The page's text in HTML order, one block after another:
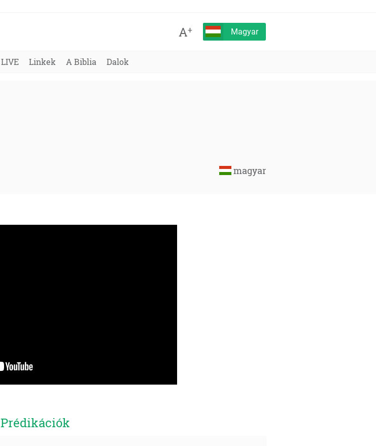
A+ Magyar
LIVE Linkek A Biblia Dalok
magyar
Prédikációk